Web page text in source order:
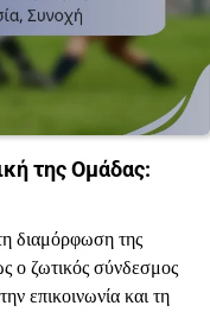
της Ομάδας:
διαμόρφωση της
ο ζωτικός σύνδεσμος
επικοινωνία και τη